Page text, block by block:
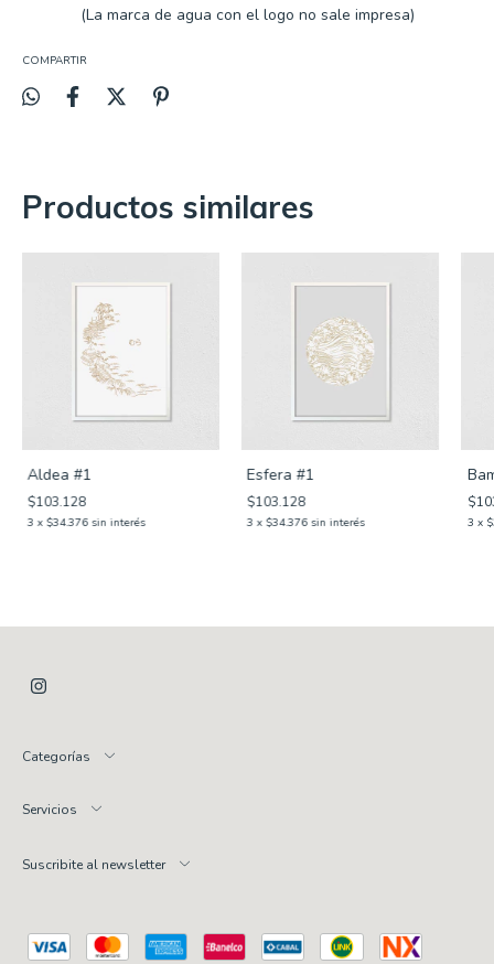
(La marca de agua con el logo no sale impresa)
COMPARTIR
Productos similares
Aldea #1
$103.128
3 x $34.376 sin interés
Esfera #1
$103.128
3 x$34.376 sin interés 3 x
Categorías
Servicios
Suscribite al newsletter